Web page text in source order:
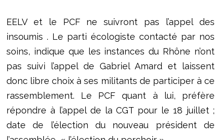
EELV et le PCF ne suivront pas l’appel des
insoumis . Le parti écologiste contacté par nos
soins, indique que les instances du Rhône n’ont
pas suivi l’appel de Gabriel Amard et laissent
donc libre choix à ses militants de participer à ce
rassemblement. Le PCF quant à lui, préfère
répondre à l’appel de la CGT pour le 18 juillet ;
date de l’élection du nouveau président de